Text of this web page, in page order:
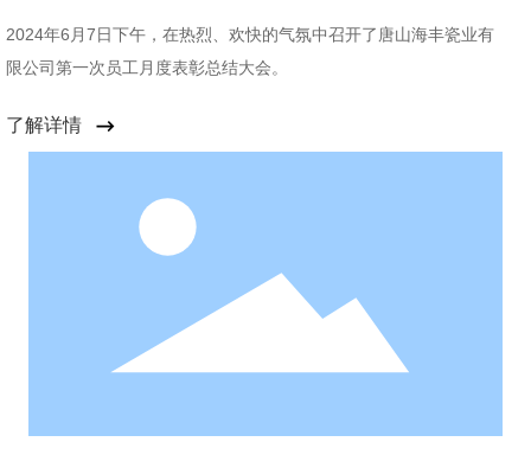
2024年6月7日下午，在热烈、欢快的气氛中召开了唐山海丰瓷业有
限公司第一次员工月度表彰总结大会。
了解详情